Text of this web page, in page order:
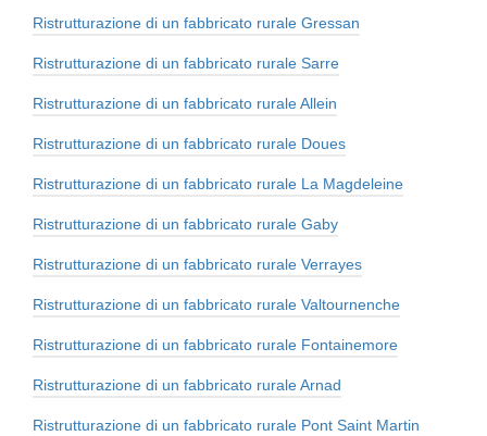
Ristrutturazione di un fabbricato rurale Gressan
Ristrutturazione di un fabbricato rurale Sarre
Ristrutturazione di un fabbricato rurale Allein
Ristrutturazione di un fabbricato rurale Doues
Ristrutturazione di un fabbricato rurale La Magdeleine
Ristrutturazione di un fabbricato rurale Gaby
Ristrutturazione di un fabbricato rurale Verrayes
Ristrutturazione di un fabbricato rurale Valtournenche
Ristrutturazione di un fabbricato rurale Fontainemore
Ristrutturazione di un fabbricato rurale Arnad
Ristrutturazione di un fabbricato rurale Pont Saint Martin